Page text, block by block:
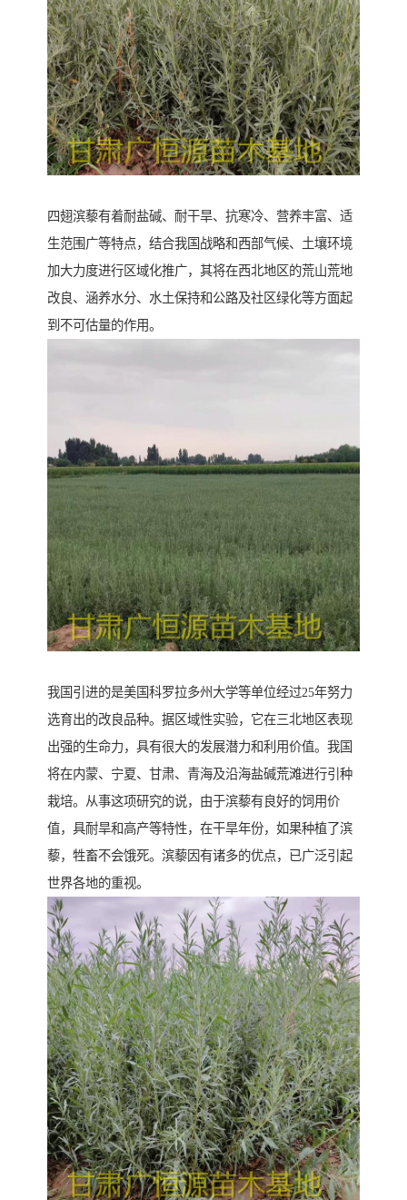
四翅滨藜有着耐盐碱、耐干旱、抗寒冷、营养丰富、适
生范围广等特点，结合我国战略和西部气候、土壤环境
加大力度进行区域化推广，其将在西北地区的荒山荒地
改良、涵养水分、水土保持和公路及社区绿化等方面起
到不可估量的作用。
我国引进的是美国科罗拉多州大学等单位经过25年努力
选育出的改良品种。据区域性实验，它在三北地区表现
出强的生命力，具有很大的发展潜力和利用价值。我国
将在内蒙、宁夏、甘肃、青海及沿海盐碱荒滩进行引种
栽培。从事这项研究的说，由于滨藜有良好的饲用价
值，具耐旱和高产等特性，在干旱年份，如果种植了滨
藜，牲畜不会饿死。滨藜因有诸多的优点，已广泛引起
世界各地的重视。